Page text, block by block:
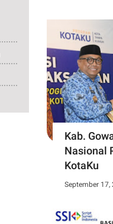
Kab.
Nasional
KotaKu
September 17,